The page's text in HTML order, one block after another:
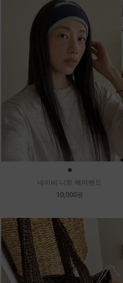
●
네이비 니트 헤어밴드
10,000원